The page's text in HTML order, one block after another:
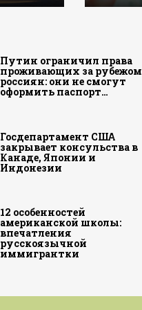
Путин ограничил права
проживающих за рубежом
россиян: они не смогут
оформить паспорт…
Госдепартамент США
закрывает консульства в
Канаде, Японии и
Индонезии
12 особенностей
американской школы:
впечатления
русскоязычной
иммигрантки